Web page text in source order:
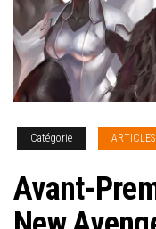
Catégorie ARTICLES
Avant-